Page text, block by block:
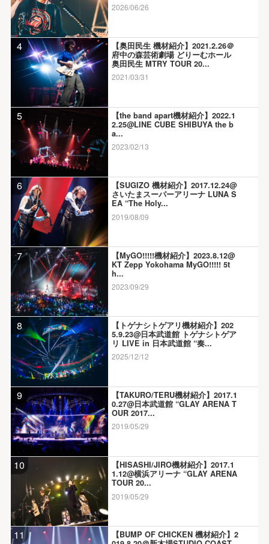
2026/06/26
4
【奥田民生 機材紹介】2021.2.26＠
府中の森芸術劇場 どりーむホール
奥田民生 MTRY TOUR 20...
2021/03/31
5
【the band apart機材紹介】2022.1
2.25@LINE CUBE SHIBUYA the b
a...
2023/02/13
6
【SUGIZO 機材紹介】2017.12.24@
さいたまスーパーアリーナ LUNA S
EA “The Holy...
2019/08/09
7
【MyGO!!!!!機材紹介】2023.8.12@
KT Zepp Yokohama MyGO!!!!! 5t
h...
2023/09/29
8
【トゲナシトゲアリ機材紹介】202
5.9.23@日本武道館 トゲナシトゲア
リ LIVE in 日本武道館 “奏...
2025/12/12
9
【TAKURO/TERU機材紹介】2017.1
0.27@日本武道館 “GLAY ARENA T
OUR 2017...
2019/05/29
10
【HISASHI/JIRO機材紹介】2017.1
1.12@横浜アリーナ “GLAY ARENA
TOUR 20...
2019/05/29
11
【BUMP OF CHICKEN 機材紹介】2